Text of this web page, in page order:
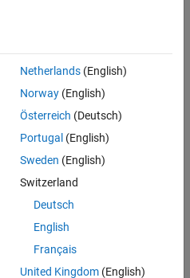
Netherlands(English)
Norway(English)
Österreich (Deutsch)
Portugal (English)
Sweden (English)
Switzerland
Deutsch
English
Français
United Kingdom(English)